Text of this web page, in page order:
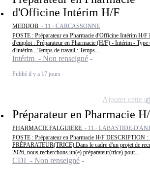
d'Officine Intérim H/F
MEDIJOB - 11 - CARCASSONNE
POSTE : Préparateur en Pharmacie d'Officine Intérim H/
d'emploi : Préparateur en Pharmacie (H/F) - Intérim -
d'intérim - Temps de travail : Temps...
Intérim - Non renseigné
Publié il y a 17 jours
Préparateur en Pharmacie
PHARMACIE FALGUIERE - 11 - LABASTIDE-
POSTE : Préparateur en Pharmacie H/F DESCRIPTION
PRÉPARATEUR(TRICE) Dans le cadre d'un projet de
2026, nous recherchons un(e) préparateur(trice) pour...
CDI - Non renseigné
Ajouter cette